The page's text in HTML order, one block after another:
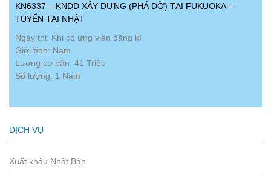
KN6337 – KNDD XÂY DỰNG (PHÁ DỠ) TẠI FUKUOKA –
TUYỂN TẠI NHẬT
Ngày thi: Khi có ứng viên đăng kí
Giới tính: Nam
Lương cơ bản: 41 Triệu
Số lượng: 1 Nam
DỊCH VỤ
Xuất khẩu Nhật Bản